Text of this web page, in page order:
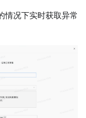
情况下实时获取异常